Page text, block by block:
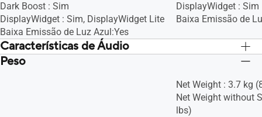
Dark Boost : Sim
DisplayWidget : Sim, DisplayWidget Lite
Baixa Emissão de Luz Azul:Yes
DisplayWidget : Sim
Baixa Emissão de
Características de Áudio
Altifalantes:No
Peso
Net Weight : 3.7 kg
Net Weight without
lbs)